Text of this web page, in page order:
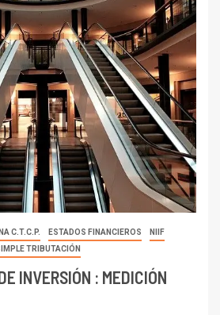
C.T.C.P. ESTADOS FINANCIEROS
NIIF
TRIBUTACIÓN
INVERSIÓN : MEDICIÓN